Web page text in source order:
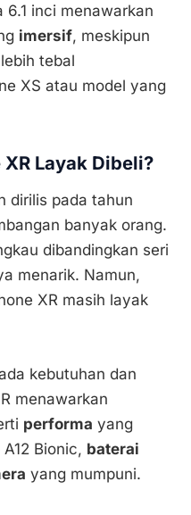
6.1 inci menawarkan
imersif, meskipun
tebal
XS atau model yang
Layak Dibeli?
dirilis pada tahun
banyak orang.
dibandingkan seri
menarik. Namun,
XR masih layak
kebutuhan dan
menawarkan
performa yang
Bionic, baterai
yang mumpuni.